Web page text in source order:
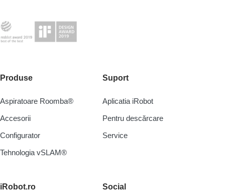
Produse
Aspiratoare Roomba®
Accesorii
Configurator
Tehnologia vSLAM®
Suport
Aplicatia iRobot
Pentru descărcare
Service
iRobot.ro Social